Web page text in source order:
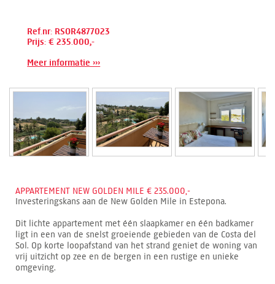
Ref.nr: RSOR4877023
Prijs: € 235.000,-
Meer informatie ›››
APPARTEMENT NEW GOLDEN MILE € 235.000,-
Investeringskans aan de New Golden Mile in Estepona.
Dit lichte appartement met één slaapkamer en één badkamer
ligt in een van de snelst groeiende gebieden van de Costa del
Sol. Op korte loopafstand van het strand geniet de woning van
vrij uitzicht op zee en de bergen in een rustige en unieke
omgeving.